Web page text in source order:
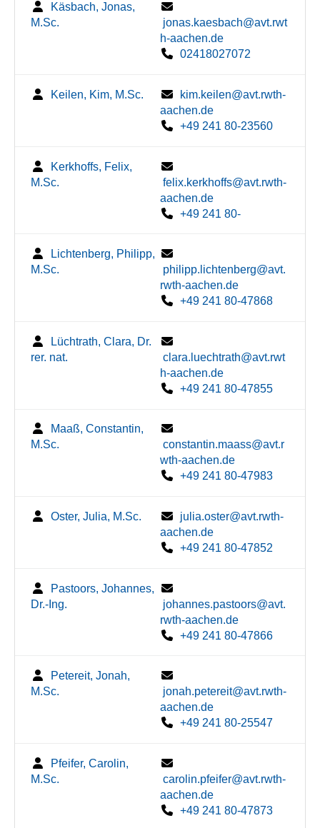
Käsbach, Jonas,
M.Sc.
jonas.kaesbach@avt.rwt
h-aachen.de
02418027072
Keilen, Kim, M.Sc.
kim.keilen@avt.rwth-
aachen.de
+49 241 80-23560
Kerkhoffs, Felix,
M.Sc.
felix.kerkhoffs@avt.rwth-
aachen.de
+49 241 80-
Lichtenberg, Philipp,
M.Sc.
philipp.lichtenberg@avt.
rwth-aachen.de
+49 241 80-47868
Lüchtrath, Clara, Dr.
rer. nat.
clara.luechtrath@avt.rwt
h-aachen.de
+49 241 80-47855
Maaß, Constantin,
M.Sc.
constantin.maass@avt.r
wth-aachen.de
+49 241 80-47983
Oster, Julia, M.Sc.
julia.oster@avt.rwth-
aachen.de
+49 241 80-47852
Pastoors, Johannes,
Dr.-Ing.
johannes.pastoors@avt.
rwth-aachen.de
+49 241 80-47866
Petereit, Jonah,
M.Sc.
jonah.petereit@avt.rwth-
aachen.de
+49 241 80-25547
Pfeifer, Carolin,
M.Sc.
carolin.pfeifer@avt.rwth-
aachen.de
+49 241 80-47873